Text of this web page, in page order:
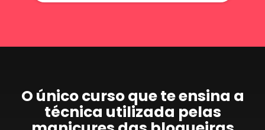
O único curso que te ensina a
técnica utilizada pelas